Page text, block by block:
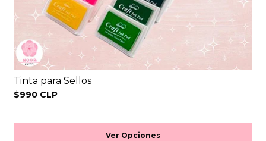
Tinta para Sellos
$990 CLP
Ver Opciones